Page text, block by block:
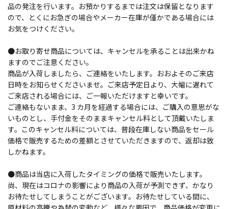
品の発注を行います。お預かりするまでは注文は保留となります
ので、とくにお急ぎの場合やメーカー在庫が僅かである場合には
お気をつけください。
●お取り寄せ商品については、キャンセルを承ることは出来かね
ますのでご注意ください。
商品が入荷しましたら、ご連絡をいたします。おおよそのご来店
日時をお知らせくださいませ。ご来店予定日より、大幅に遅れて
ご来店される場合には、ご一報いただけますと幸いです。
ご連絡もないまま、3 カ月を経過する場合には、ご購入の意思がな
いものとし、手付金をそのままキャンセル料として頂戴いたしま
す。このキャンセル料については、普段在庫しない商品をセール
価格で販売するための差額とさせていただきますので、返却は致
しかねます。
●商品は当店に入荷したタイミングの価格で販売いたします。
尚、現在はコロナの影響により商品の入荷が予測できず、かなり
お待たせしてしまうことがございます。お待たせしている間に、